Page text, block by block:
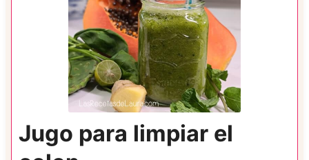
Jugo para limpiar el